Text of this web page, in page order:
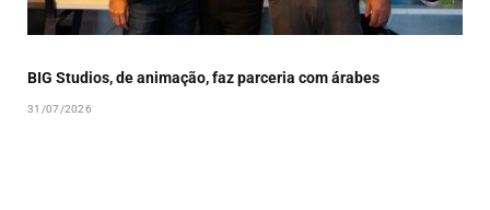
BIG Studios, de animação, faz parceria com árabes
31/07/2026